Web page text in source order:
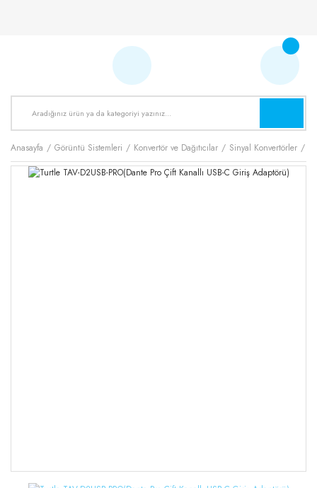
Anasayfa Görüntü Sistemleri Konvertör ve Dağıtıcılar Sinyal Konvertörler